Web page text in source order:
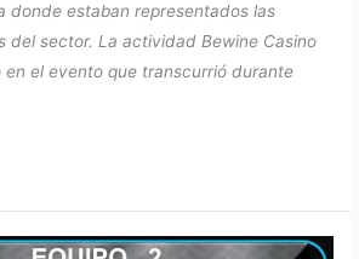
donde estaban representados las
del sector. La actividad Bewine Casino
en el evento que transcurrió durante